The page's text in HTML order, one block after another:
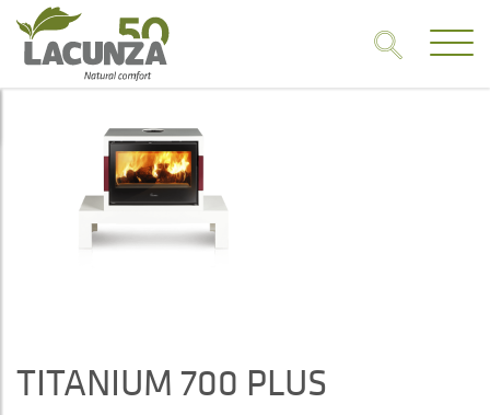
TITANIUM 700 PLUS